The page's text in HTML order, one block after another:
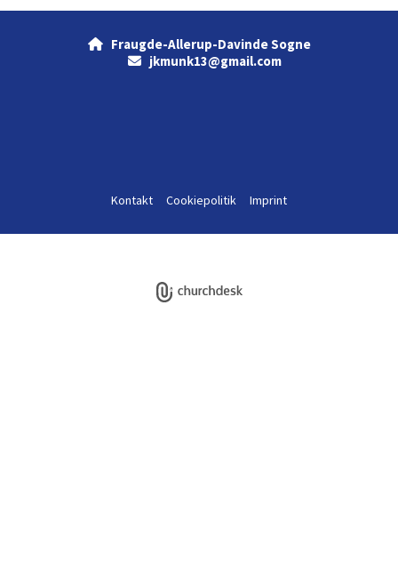
Fraugde-Allerup-Davinde Sogne
jkmunk13@gmail.com
Kontakt Cookiepolitik Imprint